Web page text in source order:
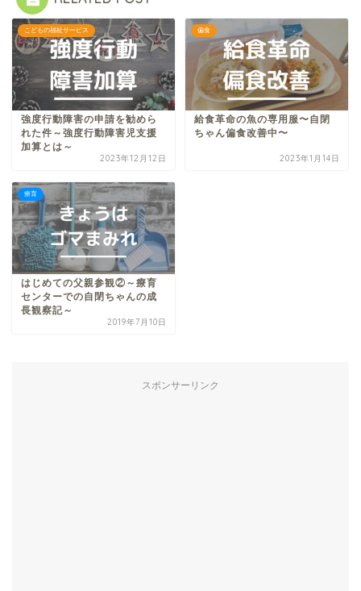
こどもの福祉サービス
強度行動障害の申請を勧めら
れた件～強度行動障害児支援
加算とは～
2023年12月12日
偏食
給食革命の魚の専用服〜自閉
ちゃん偏食改善中〜
2023年1月14日
療育
はじめての父親参観②～療育
センターでの自閉ちゃんの成
長観察記～
2019年7月10日
スポンサーリンク